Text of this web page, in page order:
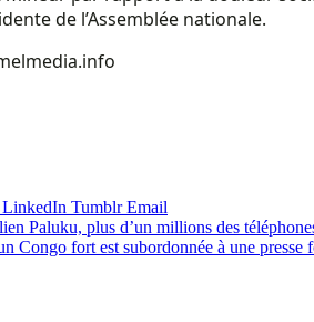
de l’Assemblée nationale.
LinkedIn Tumblr Email
Paluku, plus d’un millions des
Congo fort est subordonnée à une presse